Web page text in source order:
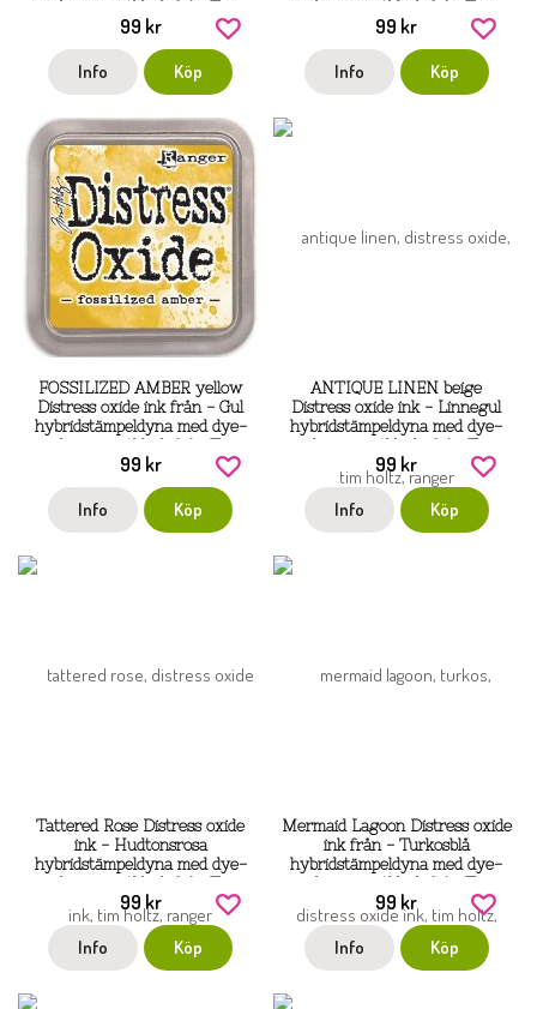
Holtz / Ranger
99 kr
Info Köp
Holtz / Ranger
99 kr
Info Köp
FOSSILIZED AMBER yellow
Distress oxide ink från - Gul
hybridstämpeldyna med dye-
Holtz / Ranger
99 kr
Info Köp
ANTIQUE LINEN beige
Distress oxide ink - Linnegul
hybridstämpeldyna med dye-
Holtz / Ranger
99 kr
Info Köp
Tattered Rose Distress oxide
ink - Hudtonsrosa
hybridstämpeldyna med dye-
Holtz / Ranger
99 kr
Info Köp
Mermaid Lagoon Distress oxide
ink från - Turkosblå
hybridstämpeldyna med dye-
Holtz / Ranger
99 kr
Info Köp